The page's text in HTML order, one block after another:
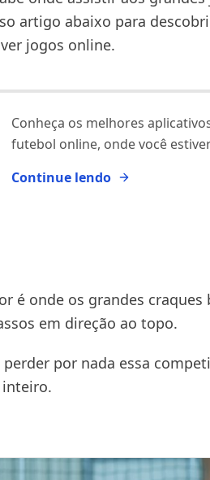
artigo abaixo para
jogos online.
Conheça os melhores
futebol online, onde você
Continue lendo
é onde os grandes craques
em direção ao topo.
por nada essa